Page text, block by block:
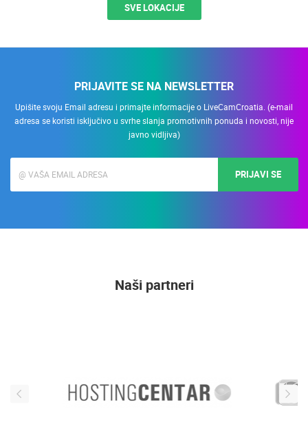
SVE LOKACIJE
PRIJAVITE SE NA NEWSLETTER
Upišite svoju Email adresu i primajte informacije o LiveCamCroatia. (e-mail
adresa se koristi isključivo u svrhe slanja promotivnih ponuda i novosti, nije
javno vidljiva)
PRIJAVI SE
Naši partneri